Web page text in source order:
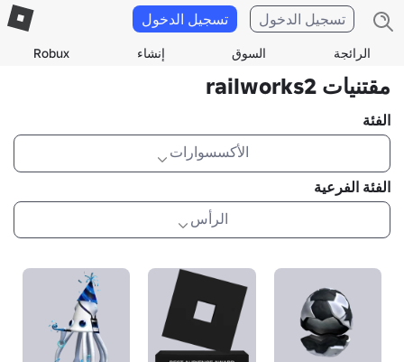
الرائجة السوق إنشاء Robux
تسجيل الدخول تسجيل الدخول
مقتنيات railworks2
الفئة
الأكسسوارات
الفئة الفرعية
الرأس